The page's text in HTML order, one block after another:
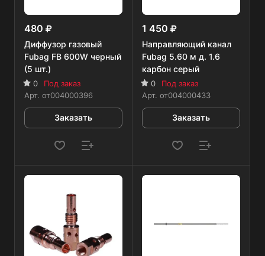
480
Диффузор газовый
Fubag FB 600W черный
(5 шт.)
0
Под заказ
Арт. от004000396
Заказать
1 450
Направляющий канал
Fubag 5.60 м д. 1.6
карбон серый
0
Под заказ
Арт. от004000433
Заказать